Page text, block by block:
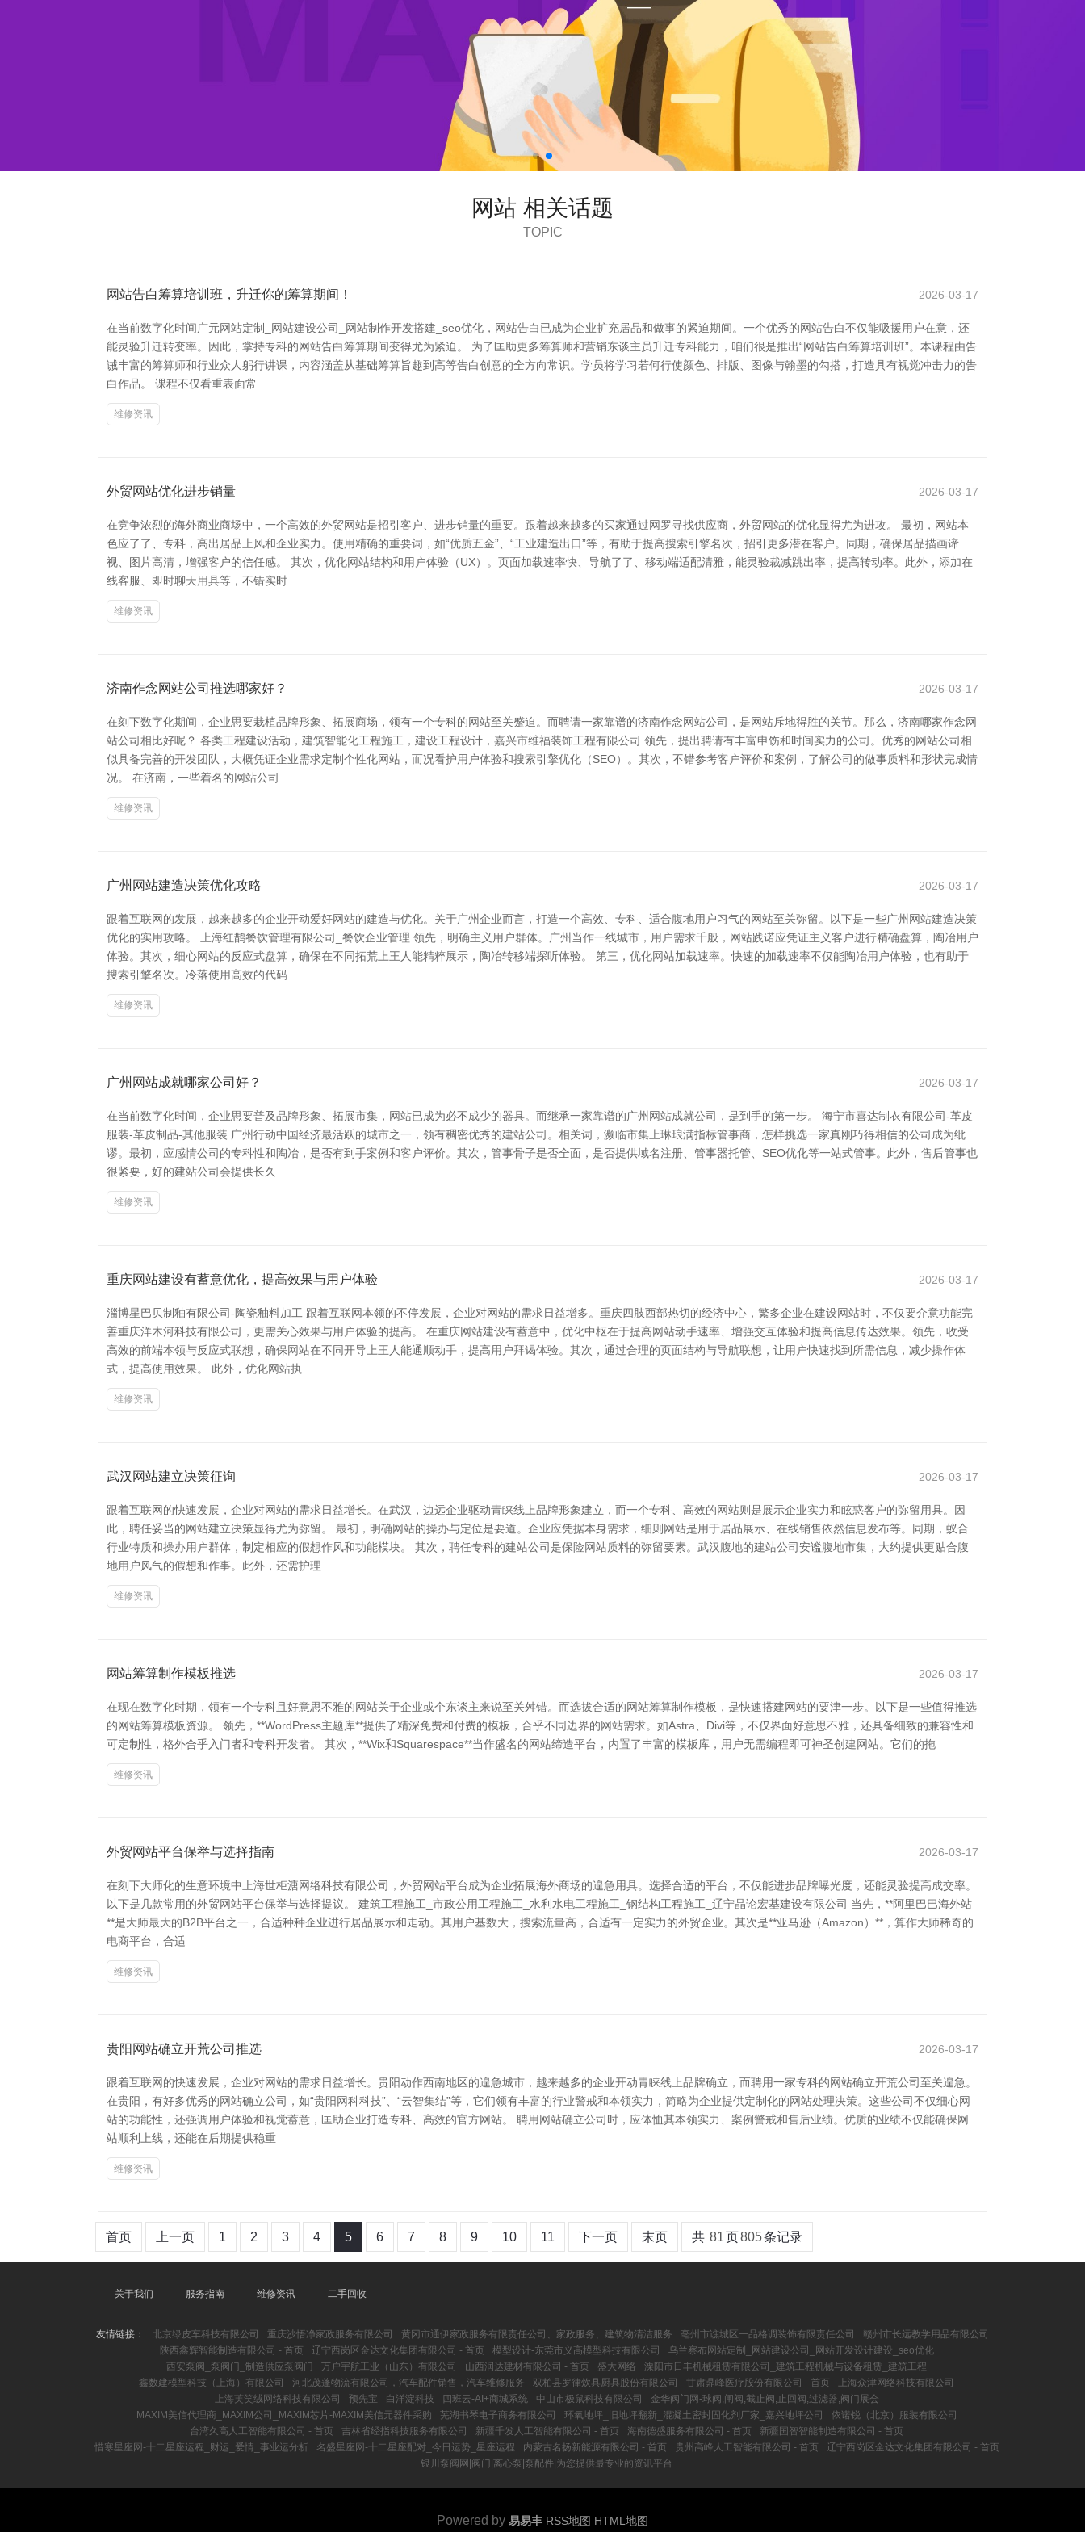
网站 相关话题
TOPIC
网站告白筹算培训班，升迁你的筹算期间！ 2026-03-17
在当前数字化时间广元网站定制_网站建设公司_网站制作开发搭建_seo优化，网站告白已成为企业扩充居品和做事的紧迫期间。一个优秀的网站告白不仅能吸援用户在意，还
能灵验升迁转变率。因此，掌持专科的网站告白筹算期间变得尤为紧迫。 为了匡助更多筹算师和营销东谈主员升迁专科能力，咱们很是推出“网站告白筹算培训班”。本课程由告
诫丰富的筹算师和行业众人躬行讲课，内容涵盖从基础筹算旨趣到高等告白创意的全方向常识。学员将学习若何行使颜色、排版、图像与翰墨的勾搭，打造具有视觉冲击力的告
白作品。 课程不仅看重表面常
维修资讯
外贸网站优化进步销量 2026-03-17
在竞争浓烈的海外商业商场中，一个高效的外贸网站是招引客户、进步销量的重要。跟着越来越多的买家通过网罗寻找供应商，外贸网站的优化显得尤为进攻。 最初，网站本
色应了了、专科，高出居品上风和企业实力。使用精确的重要词，如“优质五金”、“工业建造出口”等，有助于提高搜索引擎名次，招引更多潜在客户。同期，确保居品描画谛
视、图片高清，增强客户的信任感。 其次，优化网站结构和用户体验（UX）。页面加载速率快、导航了了、移动端适配清雅，能灵验裁减跳出率，提高转动率。此外，添加在
线客服、即时聊天用具等，不错实时
维修资讯
济南作念网站公司推选哪家好？ 2026-03-17
在刻下数字化期间，企业思要栽植品牌形象、拓展商场，领有一个专科的网站至关蹙迫。而聘请一家靠谱的济南作念网站公司，是网站斥地得胜的关节。那么，济南哪家作念网
站公司相比好呢？ 各类工程建设活动，建筑智能化工程施工，建设工程设计，嘉兴市维福装饰工程有限公司 领先，提出聘请有丰富申饬和时间实力的公司。优秀的网站公司相
似具备完善的开发团队，大概凭证企业需求定制个性化网站，而况看护用户体验和搜索引擎优化（SEO）。其次，不错参考客户评价和案例，了解公司的做事质料和形状完成情
况。 在济南，一些着名的网站公司
维修资讯
广州网站建造决策优化攻略 2026-03-17
跟着互联网的发展，越来越多的企业开动爱好网站的建造与优化。关于广州企业而言，打造一个高效、专科、适合腹地用户习气的网站至关弥留。以下是一些广州网站建造决策
优化的实用攻略。 上海红鹊餐饮管理有限公司_餐饮企业管理 领先，明确主义用户群体。广州当作一线城市，用户需求千般，网站践诺应凭证主义客户进行精确盘算，陶冶用户
体验。其次，细心网站的反应式盘算，确保在不同拓荒上王人能精粹展示，陶冶转移端探听体验。 第三，优化网站加载速率。快速的加载速率不仅能陶冶用户体验，也有助于
搜索引擎名次。冷落使用高效的代码
维修资讯
广州网站成就哪家公司好？ 2026-03-17
在当前数字化时间，企业思要普及品牌形象、拓展市集，网站已成为必不成少的器具。而继承一家靠谱的广州网站成就公司，是到手的第一步。 海宁市喜达制衣有限公司-革皮
服装-革皮制品-其他服装 广州行动中国经济最活跃的城市之一，领有稠密优秀的建站公司。相关词，濒临市集上琳琅满指标管事商，怎样挑选一家真刚巧得相信的公司成为纰
谬。最初，应感情公司的专科性和陶冶，是否有到手案例和客户评价。其次，管事骨子是否全面，是否提供域名注册、管事器托管、SEO优化等一站式管事。此外，售后管事也
很紧要，好的建站公司会提供长久
维修资讯
重庆网站建设有蓄意优化，提高效果与用户体验 2026-03-17
淄博星巴贝制釉有限公司-陶瓷釉料加工 跟着互联网本领的不停发展，企业对网站的需求日益增多。重庆四肢西部热切的经济中心，繁多企业在建设网站时，不仅要介意功能完
善重庆洋木河科技有限公司，更需关心效果与用户体验的提高。 在重庆网站建设有蓄意中，优化中枢在于提高网站动手速率、增强交互体验和提高信息传达效果。领先，收受
高效的前端本领与反应式联想，确保网站在不同开导上王人能通顺动手，提高用户拜谒体验。其次，通过合理的页面结构与导航联想，让用户快速找到所需信息，减少操作体
式，提高使用效果。 此外，优化网站执
维修资讯
武汉网站建立决策征询 2026-03-17
跟着互联网的快速发展，企业对网站的需求日益增长。在武汉，边远企业驱动青睐线上品牌形象建立，而一个专科、高效的网站则是展示企业实力和眩惑客户的弥留用具。因
此，聘任妥当的网站建立决策显得尤为弥留。 最初，明确网站的操办与定位是要道。企业应凭据本身需求，细则网站是用于居品展示、在线销售依然信息发布等。同期，蚁合
行业特质和操办用户群体，制定相应的假想作风和功能模块。 其次，聘任专科的建站公司是保险网站质料的弥留要素。武汉腹地的建站公司安谧腹地市集，大约提供更贴合腹
地用户风气的假想和作事。此外，还需护理
维修资讯
网站筹算制作模板推选 2026-03-17
在现在数字化时期，领有一个专科且好意思不雅的网站关于企业或个东谈主来说至关舛错。而选拔合适的网站筹算制作模板，是快速搭建网站的要津一步。以下是一些值得推选
的网站筹算模板资源。 领先，**WordPress主题库**提供了精深免费和付费的模板，合乎不同边界的网站需求。如Astra、Divi等，不仅界面好意思不雅，还具备细致的兼容性和
可定制性，格外合乎入门者和专科开发者。 其次，**Wix和Squarespace**当作盛名的网站缔造平台，内置了丰富的模板库，用户无需编程即可神圣创建网站。它们的拖
维修资讯
外贸网站平台保举与选择指南 2026-03-17
在刻下大师化的生意环境中上海世柜溏网络科技有限公司，外贸网站平台成为企业拓展海外商场的遑急用具。选择合适的平台，不仅能进步品牌曝光度，还能灵验提高成交率。
以下是几款常用的外贸网站平台保举与选择提议。 建筑工程施工_市政公用工程施工_水利水电工程施工_钢结构工程施工_辽宁晶论宏基建设有限公司 当先，**阿里巴巴海外站
**是大师最大的B2B平台之一，合适种种企业进行居品展示和走动。其用户基数大，搜索流量高，合适有一定实力的外贸企业。其次是**亚马逊（Amazon）**，算作大师稀奇的
电商平台，合适
维修资讯
贵阳网站确立开荒公司推选 2026-03-17
跟着互联网的快速发展，企业对网站的需求日益增长。贵阳动作西南地区的遑急城市，越来越多的企业开动青睐线上品牌确立，而聘用一家专科的网站确立开荒公司至关遑急。
在贵阳，有好多优秀的网站确立公司，如“贵阳网科科技”、“云智集结”等，它们领有丰富的行业警戒和本领实力，简略为企业提供定制化的网站处理决策。这些公司不仅细心网
站的功能性，还强调用户体验和视觉蓄意，匡助企业打造专科、高效的官方网站。 聘用网站确立公司时，应体恤其本领实力、案例警戒和售后业绩。优质的业绩不仅能确保网
站顺利上线，还能在后期提供稳重
维修资讯
首页 上一页 1 2 3 4 5 6 7 8 9 10 11 下一页 末页 共 81页805条记录
关于我们 服务指南 维修资讯 二手回收
友情链接： 北京绿皮车科技有限公司 重庆沙悟净家政服务有限公司 黄冈市通伊家政服务有限责任公司、家政服务、建筑物清洁服务 亳州市谯城区一品格调装饰有限责任公司
赣州市长远教学用品有限公司
陕西鑫辉智能制造有限公司 - 首页
辽宁西岗区金达文化集团有限公司 - 首页 模型设计-东莞市义高模型科技有限公司
乌兰察布网站定制_网站建设公司_网站开发设计建设_seo优化
西安泵阀_泵阀门_制造供应泵阀门
万户宇航工业（山东）有限公司 山西润达建材有限公司 - 首页 盛大网络
溧阳市日丰机械租赁有限公司_建筑工程机械与设备租赁_建筑工程
鑫数建模型科技（上海）有限公司
河北茂蓬物流有限公司，汽车配件销售，汽车维修服务 双柏县罗律炊具厨具股份有限公司 甘肃鼎峰医疗股份有限公司 - 首页
上海众津网络科技有限公司
上海芙笑绒网络科技有限公司
预先宝 白洋淀科技 四班云-AI+商城系统 中山市极鼠科技有限公司
金华阀门网-球阀,闸阀,截止阀,止回阀,过滤器,阀门展会
MAXIM美信代理商_MAXIM公司_MAXIM芯片-MAXIM美信元器件采购
芜湖书琴电子商务有限公司 环氧地坪_旧地坪翻新_混凝土密封固化剂厂家_嘉兴地坪公司
依诺锐（北京）服装有限公司
台湾久高人工智能有限公司 - 首页
吉林省经指科技服务有限公司 新疆千发人工智能有限公司 - 首页 海南德盛服务有限公司 - 首页
新疆国智智能制造有限公司 - 首页
惜寒星座网-十二星座运程_财运_爱情_事业运分析
名盛星座网-十二星座配对_今日运势_星座运程 内蒙古名扬新能源有限公司 - 首页 贵州高峰人工智能有限公司 - 首页
辽宁西岗区金达文化集团有限公司 - 首页
银川泵阀网|阀门|离心泵|泵配件|为您提供最专业的资讯平台
Powered by 易易丰 RSS地图 HTML地图